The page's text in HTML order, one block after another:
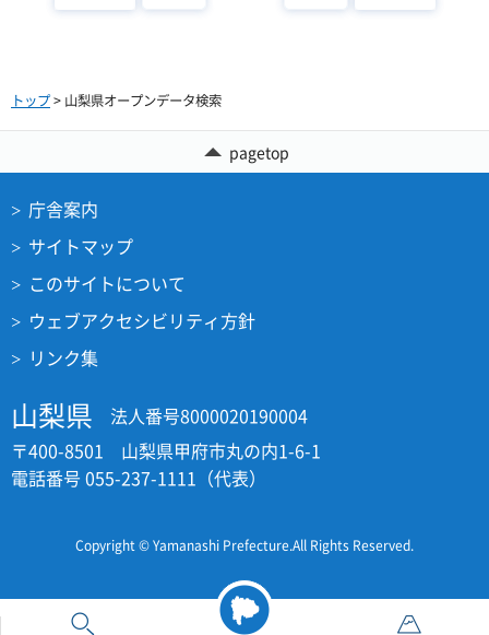
トップ> 山梨県オープンデータ検索
pagetop
庁舎案内
サイトマップ
このサイトについて
ウェブアクセシビリティ方針
リンク集
山梨県
法人番号8000020190004
〒400-8501 山梨県甲府市丸の内1-6-1
電話番号 055-237-1111（代表）
Copyright © Yamanashi Prefecture.All Rights Reserved.